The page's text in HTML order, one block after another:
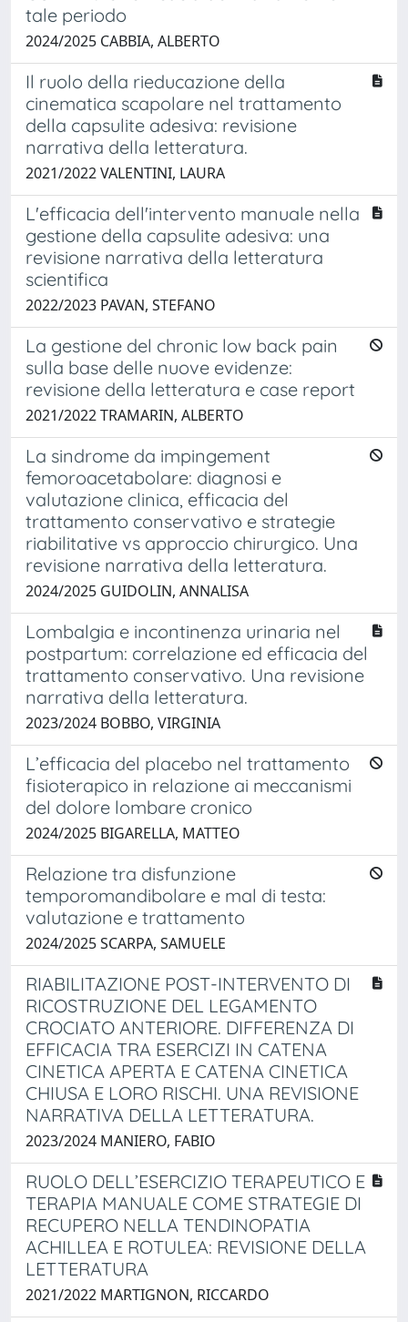
tale periodo
2024/2025 CABBIA, ALBERTO
Il ruolo della rieducazione della
cinematica scapolare nel trattamento
della capsulite adesiva: revisione
narrativa della letteratura.
2021/2022 VALENTINI, LAURA
L'efficacia dell'intervento manuale nella
gestione della capsulite adesiva: una
revisione narrativa della letteratura
scientifica
2022/2023 PAVAN, STEFANO
La gestione del chronic low back pain
sulla base delle nuove evidenze:
revisione della letteratura e case report
2021/2022 TRAMARIN, ALBERTO
La sindrome da impingement
femoroacetabolare: diagnosi e
valutazione clinica, efficacia del
trattamento conservativo e strategie
riabilitative vs approccio chirurgico. Una
revisione narrativa della letteratura.
2024/2025 GUIDOLIN, ANNALISA
Lombalgia e incontinenza urinaria nel
postpartum: correlazione ed efficacia del
trattamento conservativo. Una revisione
narrativa della letteratura.
2023/2024 BOBBO, VIRGINIA
L’efficacia del placebo nel trattamento
fisioterapico in relazione ai meccanismi
del dolore lombare cronico
2024/2025 BIGARELLA, MATTEO
Relazione tra disfunzione
temporomandibolare e mal di testa:
valutazione e trattamento
2024/2025 SCARPA, SAMUELE
RIABILITAZIONE POST-INTERVENTO DI
RICOSTRUZIONE DEL LEGAMENTO
CROCIATO ANTERIORE. DIFFERENZA DI
EFFICACIA TRA ESERCIZI IN CATENA
CINETICA APERTA E CATENA CINETICA
CHIUSA E LORO RISCHI. UNA REVISIONE
NARRATIVA DELLA LETTERATURA.
2023/2024 MANIERO, FABIO
RUOLO DELL’ESERCIZIO TERAPEUTICO E
TERAPIA MANUALE COME STRATEGIE DI
RECUPERO NELLA TENDINOPATIA
ACHILLEA E ROTULEA: REVISIONE DELLA
LETTERATURA
2021/2022 MARTIGNON, RICCARDO